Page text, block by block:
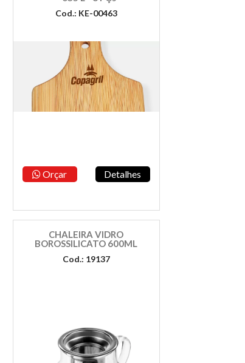
Cod.: KE-00463
Orçar Detalhes
CHALEIRA VIDRO
BOROSSILICATO 600ML
Cod.: 19137